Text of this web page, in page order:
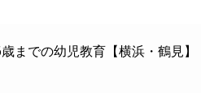
までの幼児教育【横浜・鶴見】